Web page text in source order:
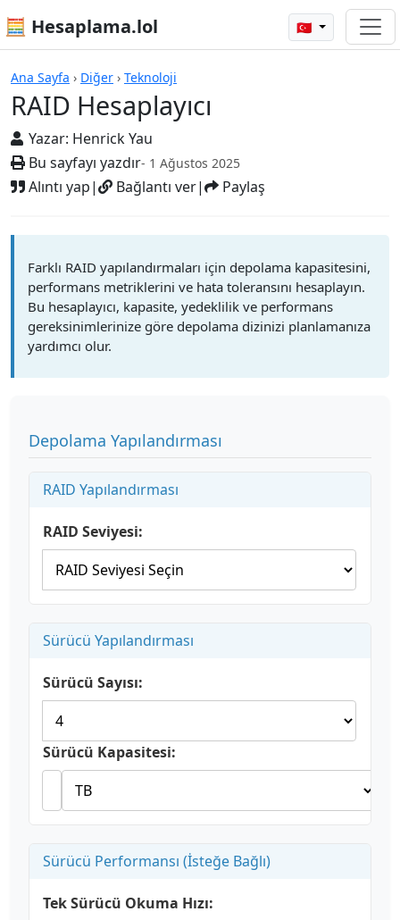
🧮 Hesaplama.lol 🇹🇷
Ana Sayfa › Diğer › Teknoloji
RAID Hesaplayıcı
Yazar: Henrick Yau
Bu sayfayı yazdır- 1 Ağustos 2025
Alıntı yap| Bağlantı ver| Paylaş
Hesap Makineleri
Farklı RAID yapılandırmaları için depolama kapasitesini,
performans metriklerini ve hata toleransını hesaplayın.
Bu hesaplayıcı, kapasite, yedeklilik ve performans
gereksinimlerinize göre depolama dizinizi planlamanıza
yardımcı olur.
Depolama Yapılandırması
RAID Yapılandırması
RAID Seviyesi:
Sürücü Yapılandırması
Sürücü Sayısı:
Sürücü Kapasitesi:
Sürücü Performansı (İsteğe Bağlı)
Tek Sürücü Okuma Hızı: